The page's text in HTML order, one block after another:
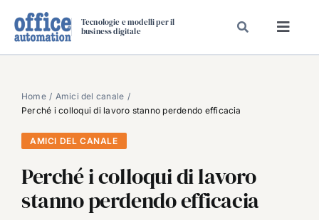
Tecnologie e modelli per il
business digitale
SPECIAL PAPER
TAVOLE ROTONDE DI REDAZIONE
DAL MERCATO
CARRIERE
VIDEO
Home
Amici del canale
Perché i colloqui di lavoro stanno perdendo efficacia
AMICI DEL CANALE
Perché i colloqui di lavoro
stanno perdendo efficacia